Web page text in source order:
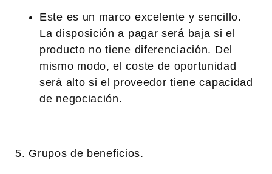
Este es un marco excelente y sencillo.
La disposición a pagar será baja si el
producto no tiene diferenciación. Del
mismo modo, el coste de oportunidad
será alto si el proveedor tiene capacidad
de negociación.
5. Grupos de beneficios.